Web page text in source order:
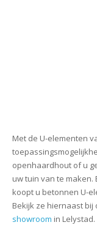
Met de U-elementen
openhaardhout of u
uw tuin van te maken.
koopt u betonnen U-
Bekijk ze hiernaast
showroom in